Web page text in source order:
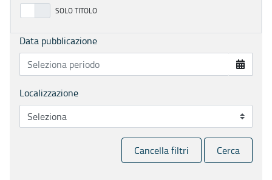
Data pubblicazione
Localizzazione
Cancella filtri Cerca